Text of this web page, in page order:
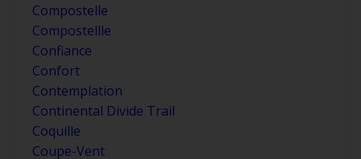
Compostelle
Compostellle
Confiance
Confort
Contemplation
Continental Divide Trail
Coquille
Coupe-Vent